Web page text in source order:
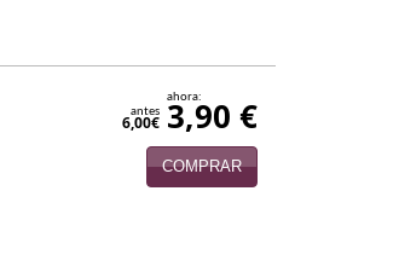
antes
6,00€
ahora:
3,90 €
COMPRAR